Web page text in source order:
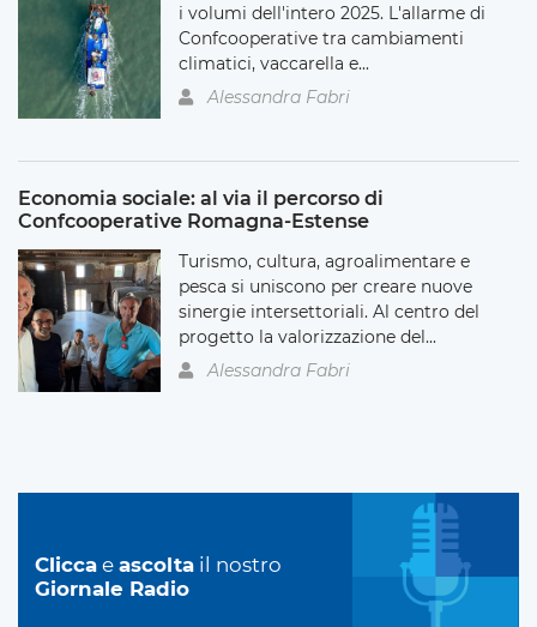
i volumi dell'intero 2025. L'allarme di
Confcooperative tra cambiamenti
climatici, vaccarella e...
Alessandra Fabri
Economia sociale: al via il percorso di
Confcooperative Romagna-Estense
Turismo, cultura, agroalimentare e
pesca si uniscono per creare nuove
sinergie intersettoriali. Al centro del
progetto la valorizzazione del...
Alessandra Fabri
Clicca e ascolta il nostro
Giornale Radio